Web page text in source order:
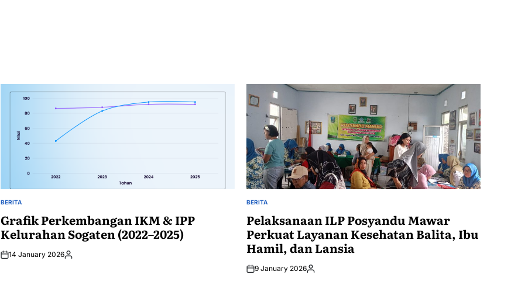
POSTED
BERITA
Grafik Perkembangan IKM & IPP
Kelurahan Sogaten (2022–2025)
14 January 2026Posted
POSTED
BERITA
Pelaksanaan ILP Posyandu Mawar
Perkuat Layanan Kesehatan Balita, Ibu
Hamil, dan Lansia
9 January 2026Posted